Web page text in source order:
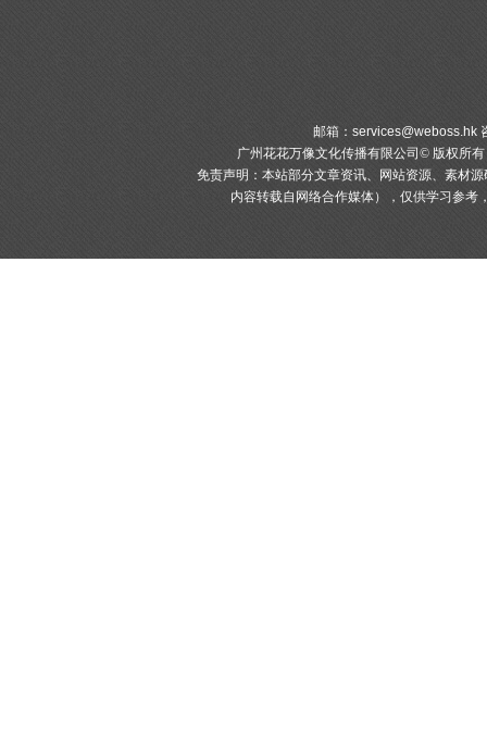
邮箱： services@weboss.hk
广州花花万像文化传播有限公司© 版权所有
免责声明：本站部分文章资讯、网站资源、素材
内容转载自网络合作媒体），仅供学习参